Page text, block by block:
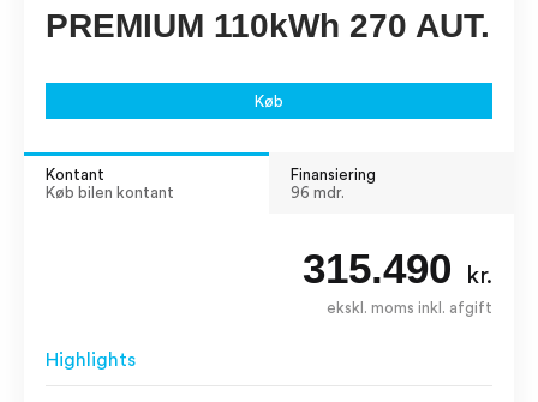
PREMIUM 110kWh 270 AUT.
Køb
Kontant
Køb bilen kontant
Finansiering
96 mdr.
315.490 kr.
ekskl. moms inkl. afgift
Highlights